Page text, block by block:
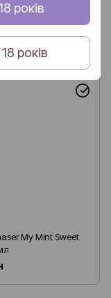
років
років
My Mint Sweet